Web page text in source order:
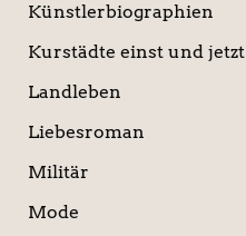
Künstlerbiographien
Kurstädte einst und jetzt
Landleben
Liebesroman
Militär
Mode